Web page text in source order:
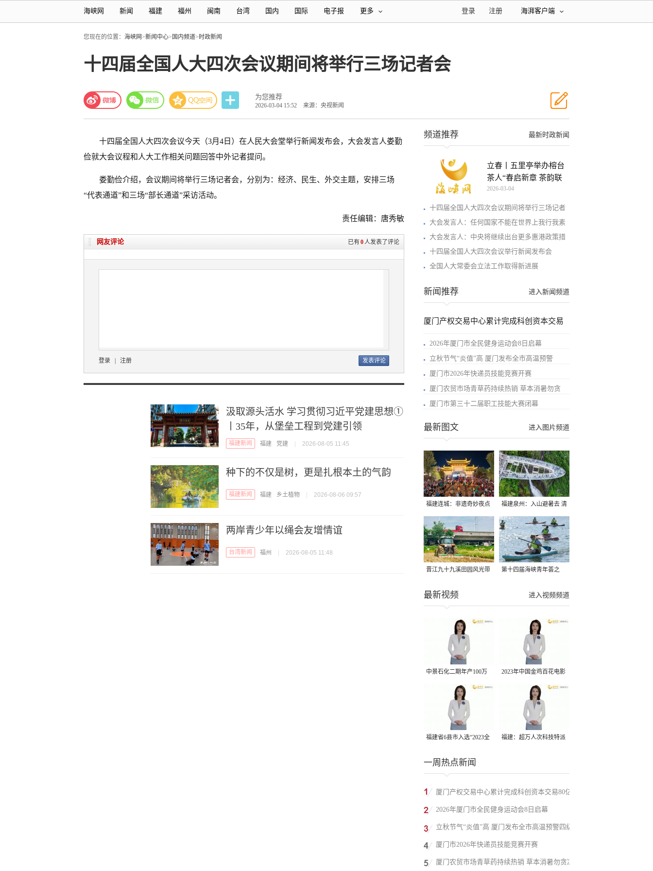
海峡网 新闻 福建 福州 闽南 台湾 国内 国际 电子报 更多 海湃客户端
注册
登录
您现在的位置： 海峡网>新闻中心> 国内频道>时政新闻
十四届全国人大四次会议期间将举行三场记者会
为您推荐
2026-03-04 15:52 来源：央视新闻
十四届全国人大四次会议今天（3月4日）在人民大会堂举行新闻 发布会，大会发言人娄勤
俭就大会议程和人大工作相关问题回答中外记者提问。
娄勤俭介绍，会议期间将举行三场记者会，分别为：经济、民生、外交主题，安排三场
“代表通道”和三场“部长通道”采访活动。
责任编辑：唐秀敏
已有0人发表了评论
网友评论
登录 注册
汲取源头活水 学习贯彻习近平党建思想①
丨35年，从堡垒工程到党建引领
福建新闻 福建 党建 2026-08-05 11:45
种下的不仅是树，更是扎根本土的气韵
福建新闻 福建 乡土植物 2026-08-06 09:57
两岸青少年以绳会友增情谊
台湾新闻 福州 2026-08-05 11:48
最新时政新闻
频道推荐
立春丨五里亭举办榕台
茶人“春启新章 茶韵联
2026-03-04
十四届全国人大四次会议期间将举行三场记者
大会发言人：任何国家不能在世界上我行我素
大会发言人：中央将继续出台更多惠港政策措
十四届全国人大四次会议举行新闻发布会
全国人大常委会立法工作取得新进展
进入新闻频道
新闻推荐
厦门产权交易中心累计完成科创资本交易
2026年厦门市全民健身运动会8日启幕
立秋节气“炎值”高 厦门发布全市高温预警
厦门市2026年快递员技能竞赛开赛
厦门农贸市场青草药持续热销 草本消暑勿贪
厦门市第三十二届职工技能大赛闭幕
进入图片频道
最新图文
福建连城：非遗奇妙夜点
亮夏夜
福建泉州：入山避暑去 清
凉好惬意
晋江九十九溪田园风光带 第十四届海峡青年荟之
运动交流营进入视频频道
最新视频
中景石化二期年产100万
吨丙烷脱氢项目建成中交
2023年中国金鸡百花电影
节有福电影巡展31日启动
福建省6县市入选“2023全 福建：超万人次科技特派
一周热点新闻
厦门产权交易中心累计完成科创资本交易80亿
元
2026年厦门市全民健身运动会8日启幕
立秋节气“炎值”高 厦门发布全市高温预警四级
厦门市2026年快递员技能竞赛开赛
厦门农贸市场青草药持续热销 草本消暑勿贪凉